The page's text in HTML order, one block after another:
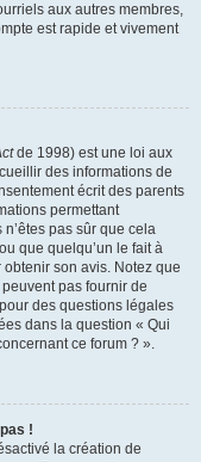
aux autres membres,
est rapide et vivement
de 1998) est une loi aux
des informations de
écrit des parents
permettant
pas sûr que cela
que quelqu’un le fait à
son avis. Notez que
pas fournir de
des questions légales
dans la question « Qui
ce forum ? ».
!
la création de